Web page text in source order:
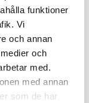
funktioner
Vi
och annan
och
med.
med annan
som de har